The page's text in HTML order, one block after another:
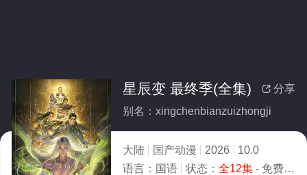
 分享
星辰变 最终季(全集)
别名：xingchenbianzuizhongji
大陆 国产动漫 2026
10.0
语言： 国语 状态： 全12集- 免费在线观看